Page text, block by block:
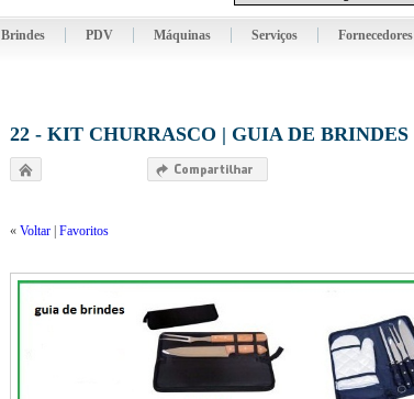
Brindes PDV Máquinas Serviços Fornecedores
22 - KIT CHURRASCO | GUIA DE BRINDES
« Voltar Favoritos